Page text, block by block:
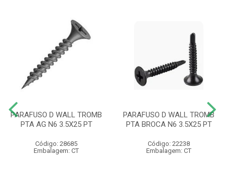
PARAFUSO D WALL TROMB
PTA AG N6 3.5X25 PT
Código: 28685
Embalagem: CT
PARAFUSO D WALL TROMB
PTA BROCA N6 3.5X25 PT
Código: 22238
Embalagem: CT